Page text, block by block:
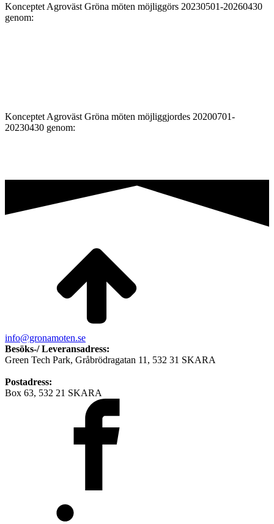
Konceptet Agroväst Gröna möten möjliggörs 20230501-20260430
genom:
Konceptet Agroväst Gröna möten möjliggjordes 20200701-
20230430 genom:
info@gronamoten.se
Besöks-/ Leveransadress:
Green Tech Park, Gråbrödragatan 11, 532 31 SKARA
Postadress:
Box 63, 532 21 SKARA